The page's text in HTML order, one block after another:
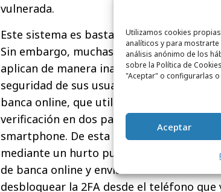
Utilizamos cookies
analíticos y para
análisis anónimo de los
sobre la Política de
"Aceptar" o configurarlas
Aceptar
vulnerada.
Este sistema es bastante robusto
Sin embargo, muchas plataformas –y
aplican de manera inadecuada, lo que
seguridad de sus usuarios. Esto es
banca online, que utilizan el smartphone
verificación en dos pasos… a pesar de
smartphone. De esta manera, la pérdida
mediante un hurto puede habilitar al
de banca online y enviarse dinero a través
desbloquear la 2FA desde el teléfono que